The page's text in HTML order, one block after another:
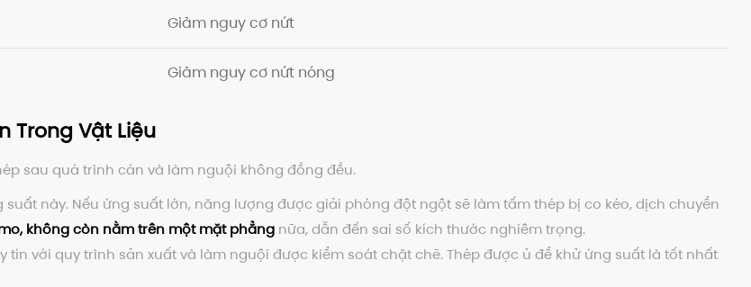
Giảm nguy cơ nứt
Giảm nguy cơ nứt nóng
Trong Vật Liệu
sau quá trình cán và làm nguội không đồng đều.
này. Nếu ứng suất lớn, năng lượng được giải phóng đột ngột sẽ làm tấm thép bị co kéo, dịch chuyển
không còn nằm trên một mặt phẳng nữa, dẫn đến sai số kích thước nghiêm trọng.
tín với quy trình sản xuất và làm nguội được kiểm soát chặt chẽ. Thép được ủ để khử ứng suất là tốt nhất